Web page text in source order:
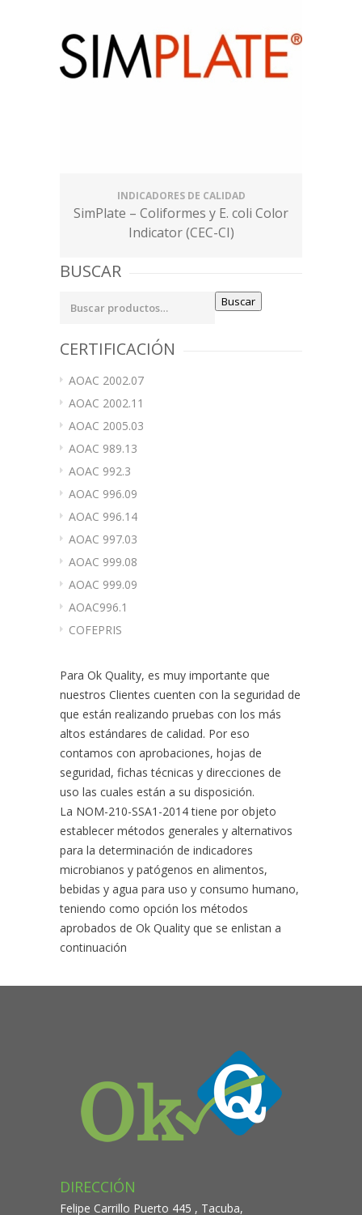
INDICADORES DE CALIDAD
SimPlate – Coliformes y E. coli Color
Indicator (CEC-CI)
BUSCAR
Buscar
CERTIFICACIÓN
AOAC 2002.07
AOAC 2002.11
AOAC 2005.03
AOAC 989.13
AOAC 992.3
AOAC 996.09
AOAC 996.14
AOAC 997.03
AOAC 999.08
AOAC 999.09
AOAC996.1
COFEPRIS
Para Ok Quality, es muy importante que
nuestros Clientes cuenten con la seguridad de
que están realizando pruebas con los más
altos estándares de calidad. Por eso
contamos con aprobaciones, hojas de
seguridad, fichas técnicas y direcciones de
uso las cuales están a su disposición.
La NOM-210-SSA1-2014 tiene por objeto
establecer métodos generales y alternativos
para la determinación de indicadores
microbianos y patógenos en alimentos,
bebidas y agua para uso y consumo humano,
teniendo como opción los métodos
aprobados de Ok Quality que se enlistan a
continuación
DIRECCIÓN
Felipe Carrillo Puerto 445 , Tacuba,